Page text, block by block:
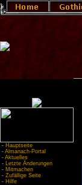
- Hauptseite
- Almanach-Portal
- Aktuelles
- Letzte Änderungen
- Mitmachen
- Zufällige Seite
- Hilfe